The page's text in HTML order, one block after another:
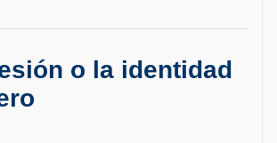
o la identidad